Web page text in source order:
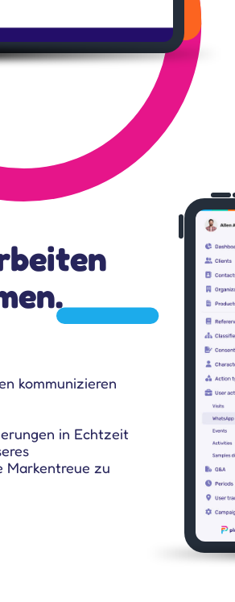
kommunizieren
in Echtzeit
Markentreue zu